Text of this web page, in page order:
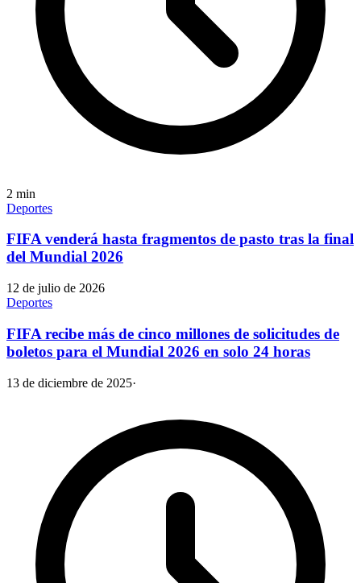
2 min
Deportes
FIFA venderá hasta fragmentos de pasto tras la final
del Mundial 2026
12 de julio de 2026
Deportes
FIFA recibe más de cinco millones de solicitudes de
boletos para el Mundial 2026 en solo 24 horas
13 de diciembre de 2025·